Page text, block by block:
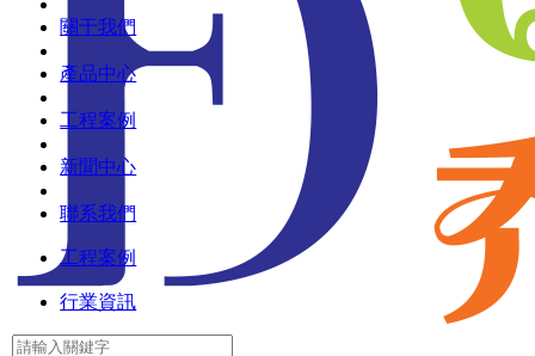
關于我們
產品中心
工程案例
新聞中心
聯系我們
工程案例
行業資訊
聯系我們